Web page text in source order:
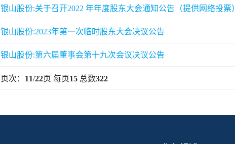
银山股份:关于召开2022 年年度股东大会通知公告（提供网络投票）
银山股份:2023年第一次临时股东大会决议公告
银山股份:第六届董事会第十九次会议决议公告
页次： 11/22页 每页15总数322